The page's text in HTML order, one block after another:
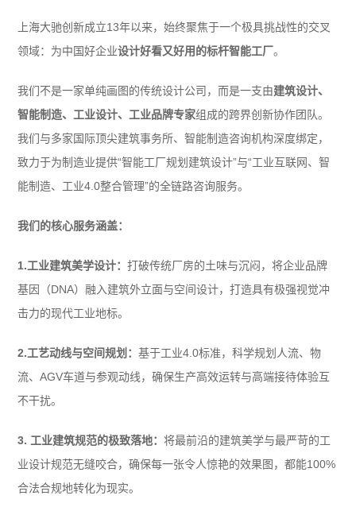
上海大驰创新成立13年以来，始终聚焦于一个极具挑战性的交叉
领域：为中国好企业设计好看又好用的标杆智能工厂。
我们不是一家单纯画图的传统设计公司，而是一支由建筑设计、
智能制造、工业设计、工业品牌专家组成的跨界创新协作团队。
我们与多家国际顶尖建筑事务所、智能制造咨询机构深度绑定，
致力于为制造业提供“智能工厂规划建筑设计”与“工业互联网、智
能制造、工业4.0整合管理”的全链路咨询服务。
我们的核心服务涵盖：
1.工业建筑美学设计：打破传统厂房的土味与沉闷，将企业品牌
基因（DNA）融入建筑外立面与空间设计，打造具有极强视觉冲
击力的现代工业地标。
2.工艺动线与空间规划：基于工业4.0标准，科学规划人流、物
流、AGV车道与参观动线，确保生产高效运转与高端接待体验互
不干扰。
3. 工业建筑规范的极致落地：将最前沿的建筑美学与最严苛的工
业设计规范无缝咬合，确保每一张令人惊艳的效果图，都能100%
合法合规地转化为现实。